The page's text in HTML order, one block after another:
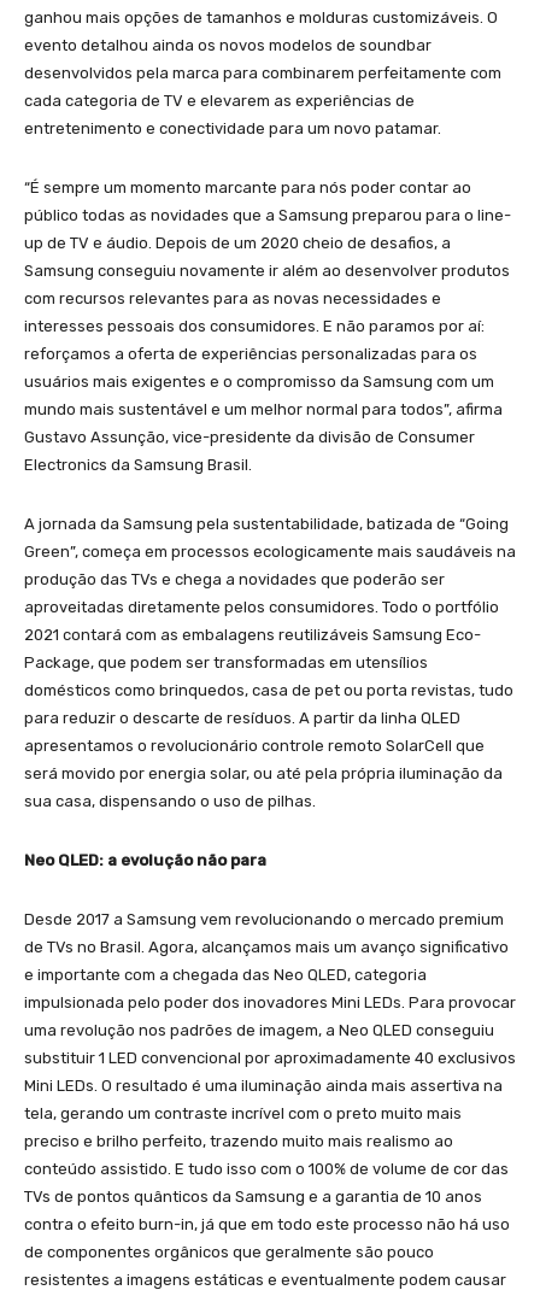
ganhou mais opções de tamanhos e molduras customizáveis. O
evento detalhou ainda os novos modelos de soundbar
desenvolvidos pela marca para combinarem perfeitamente com
cada categoria de TV e elevarem as experiências de
entretenimento e conectividade para um novo patamar.
“É sempre um momento marcante para nós poder contar ao
público todas as novidades que a Samsung preparou para o line-
up de TV e áudio. Depois de um 2020 cheio de desafios, a
Samsung conseguiu novamente ir além ao desenvolver produtos
com recursos relevantes para as novas necessidades e
interesses pessoais dos consumidores. E não paramos por aí:
reforçamos a oferta de experiências personalizadas para os
usuários mais exigentes e o compromisso da Samsung com um
mundo mais sustentável e um melhor normal para todos”, afirma
Gustavo Assunção, vice-presidente da divisão de Consumer
Electronics da Samsung Brasil.
A jornada da Samsung pela sustentabilidade, batizada de “Going
Green”, começa em processos ecologicamente mais saudáveis na
produção das TVs e chega a novidades que poderão ser
aproveitadas diretamente pelos consumidores. Todo o portfólio
2021 contará com as embalagens reutilizáveis Samsung Eco-
Package, que podem ser transformadas em utensílios
domésticos como brinquedos, casa de pet ou porta revistas, tudo
para reduzir o descarte de resíduos. A partir da linha QLED
apresentamos o revolucionário controle remoto SolarCell que
será movido por energia solar, ou até pela própria iluminação da
sua casa, dispensando o uso de pilhas.
Neo QLED: a evolução não para
Desde 2017 a Samsung vem revolucionando o mercado premium
de TVs no Brasil. Agora, alcançamos mais um avanço significativo
e importante com a chegada das Neo QLED, categoria
impulsionada pelo poder dos inovadores Mini LEDs. Para provocar
uma revolução nos padrões de imagem, a Neo QLED conseguiu
substituir 1 LED convencional por aproximadamente 40 exclusivos
Mini LEDs. O resultado é uma iluminação ainda mais assertiva na
tela, gerando um contraste incrível com o preto muito mais
preciso e brilho perfeito, trazendo muito mais realismo ao
conteúdo assistido. E tudo isso com o 100% de volume de cor das
TVs de pontos quânticos da Samsung e a garantia de 10 anos
contra o efeito burn-in, já que em todo este processo não há uso
de componentes orgânicos que geralmente são pouco
resistentes a imagens estáticas e eventualmente podem causar